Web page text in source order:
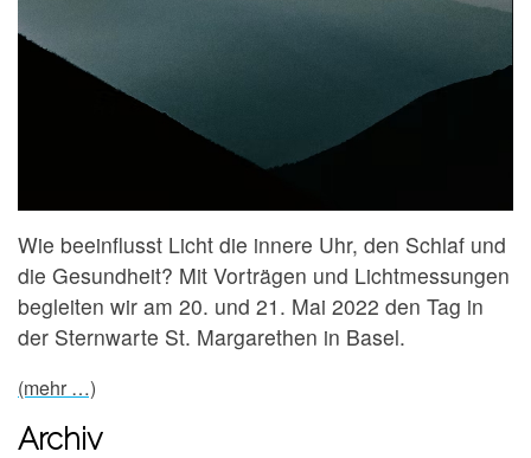
Wie beeinflusst Licht die innere Uhr, den Schlaf und
die Gesundheit? Mit Vorträgen und Lichtmessungen
begleiten wir am 20. und 21. Mai 2022 den Tag in
der Sternwarte St. Margarethen in Basel.
(mehr …)
Archiv